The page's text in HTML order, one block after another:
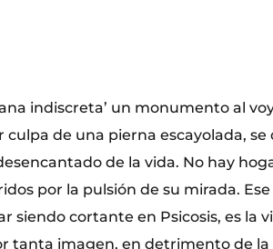
indiscreta’ un monumento al
de una pierna escayolada, se
de la vida. No hay
por la pulsión de su mirada.
siendo cortante en Psicosis, es la
tanta imagen, en detrimento de la